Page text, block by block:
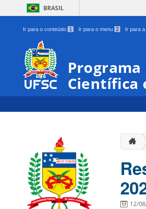
BRASIL
Ir para o conteúdo 1 Ir para o menu 2 Ir para
Científica
12/